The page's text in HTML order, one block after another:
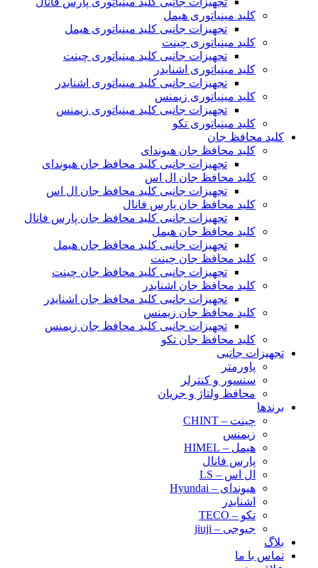
کلید مینیاتوری هیمل
تجهیزات جانبی کلید مینیاتوری هیمل
کلید مینیاتوری چینت
تجهیزات جانبی کلید مینیاتوری چینت
کلید مینیاتوری اشنایدر
تجهیزات جانبی کلید مینیاتوری اشنایدر
کلید مینیاتوری زیمنس
تجهیزات جانبی کلید مینیاتوری زیمنس
کلید مینیاتوری تکو
کلید محافظ جان
کلید محافظ جان هیوندای
تجهیزات جانبی کلید محافظ جان هیوندای
کلید محافظ جان ال اس
تجهیزات جانبی کلید محافظ جان ال اس
کلید محافظ جان پارس فانال
تجهیزات جانبی کلید محافظ جان پارس فانال
کلید محافظ جان هیمل
تجهیزات جانبی کلید محافظ جان هیمل
کلید محافظ جان چینت
تجهیزات جانبی کلید محافظ جان چینت
کلید محافظ جان اشنایدر
تجهیزات جانبی کلید محافظ جان اشنایدر
کلید محافظ جان زیمنس
تجهیزات جانبی کلید محافظ جان زیمنس
کلید محافظ جان تکو
تجهیزات جانبی
پاورمتر
سنسور و کنترلر
محافظ ولتاژ و‌ جریان
برندها
چینت – CHINT
زیمنس
هیمل – HIMEL
پارس فانال
ال اس – LS
هیوندای – Hyundai
اشنایدر
تکو – TECO
جیوجی – jiuji
بلاگ
تماس با ما